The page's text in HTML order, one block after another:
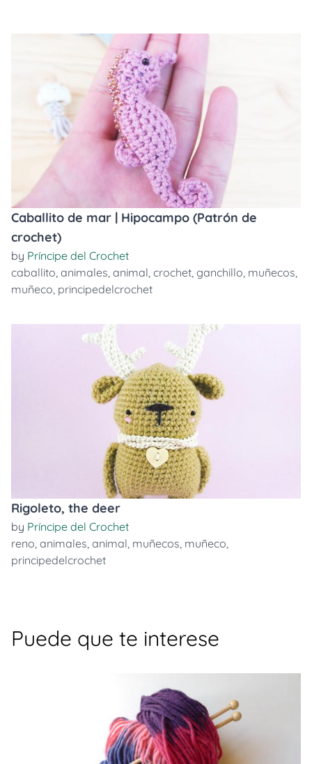
Caballito de mar | Hipocampo (Patrón de
crochet)
by Príncipe del Crochet
caballito, animales, animal, crochet, ganchillo, muñecos,
muñeco, principedelcrochet
Rigoleto, the deer
by Príncipe del Crochet
reno, animales, animal, muñecos, muñeco,
principedelcrochet
Puede que te interese